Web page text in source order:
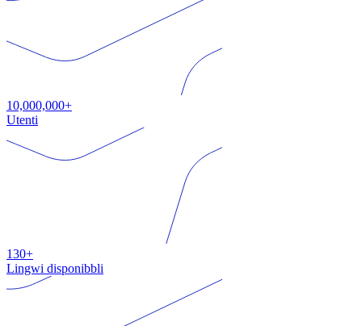
10,000,000+
Utenti
130+
Lingwi disponibbli